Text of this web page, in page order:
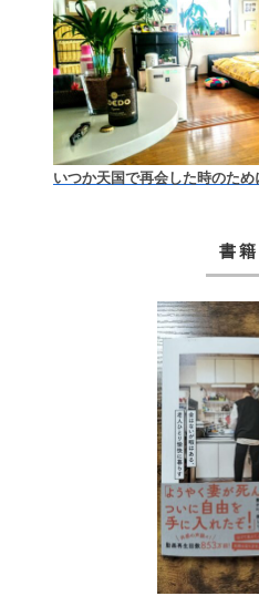
いつか天国で再会した時のため
書籍